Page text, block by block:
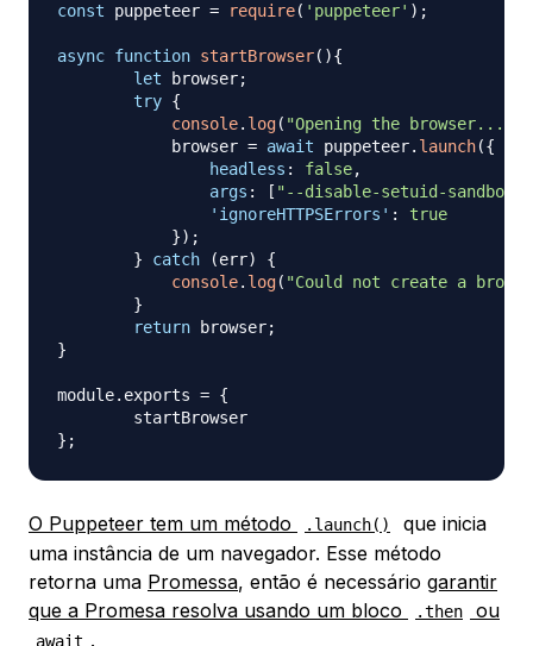
const puppeteer = require( 'puppeteer' ) ;
async function startBrowser( ){
let browser;
try {
console. log( "Opening the
	    browser
= await puppeteer. launch({
headless : false,
args : [ "--disable-setuid-sandbox"
'ignoreHTTPSErrors' :
true
}) ;
}
catch (err)
{
console. log( "Could not create a
}
return browser;
}
module. exports = {
} ;
O Puppeteer tem um método .launch()
que inicia
uma instância de um navegador. Esse método
retorna uma Promessa, então é necessário garantir
que a Promesa resolva usando um bloco
.then ou
await .